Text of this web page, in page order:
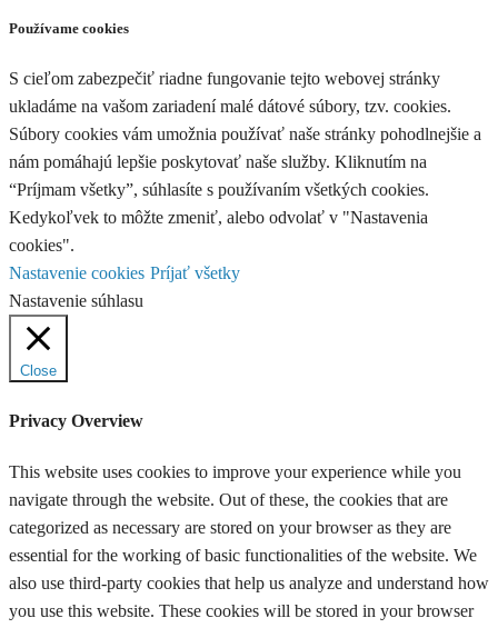
Používame cookies
S cieľom zabezpečiť riadne fungovanie tejto webovej stránky
ukladáme na vašom zariadení malé dátové súbory, tzv. cookies.
Súbory cookies vám umožnia používať naše stránky pohodlnejšie a
nám pomáhajú lepšie poskytovať naše služby. Kliknutím na
“Príjmam všetky”, súhlasíte s používaním všetkých cookies.
Kedykoľvek to môžte zmeniť, alebo odvolať v "Nastavenia
cookies".
Nastavenie cookies Príjať všetky
Nastavenie súhlasu
Close
Privacy Overview
This website uses cookies to improve your experience while you
navigate through the website. Out of these, the cookies that are
categorized as necessary are stored on your browser as they are
essential for the working of basic functionalities of the website. We
also use third-party cookies that help us analyze and understand how
you use this website. These cookies will be stored in your browser